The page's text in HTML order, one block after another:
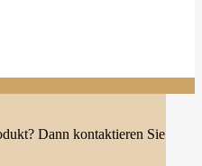
Dann kontaktieren Sie